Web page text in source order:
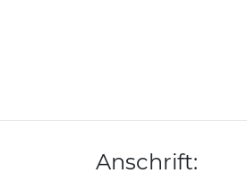
Anschrift: